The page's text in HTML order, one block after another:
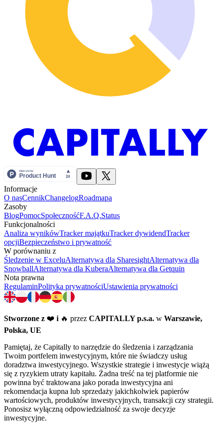
Informacje
O nasCennikChangelogRoadmapa
Zasoby
BlogPomocSpołecznośćF.A.Q.Status
Funkcjonalności
Analiza wynikówTracker majątkuTracker dywidendTracker
opcjiBezpieczeństwo i prywatność
W porównaniu z
Śledzenie w ExceluAlternatywa dla SharesightAlternatywa dla
SnowballAlternatywa dla KuberaAlternatywa dla Getquin
Nota prawna
RegulaminPolityka prywatnościUstawienia prywatności
Stworzone z ❤️ i 🔥 przez CAPITALLY p.s.a. w Warszawie,
Polska, UE
Pamiętaj, że Capitally to narzędzie do śledzenia i zarządzania
Twoim portfelem inwestycyjnym, które nie świadczy usług
doradztwa inwestycyjnego. Wszystkie strategie i inwestycje wiążą
się z ryzykiem utraty kapitału. Żadna treść na tej platformie nie
powinna być traktowana jako porada inwestycyjna ani
rekomendacja kupna lub sprzedaży jakichkolwiek papierów
wartościowych, produktów inwestycyjnych, transakcji czy strategii.
Ponosisz wyłączną odpowiedzialność za swoje decyzje
inwestycyjne.